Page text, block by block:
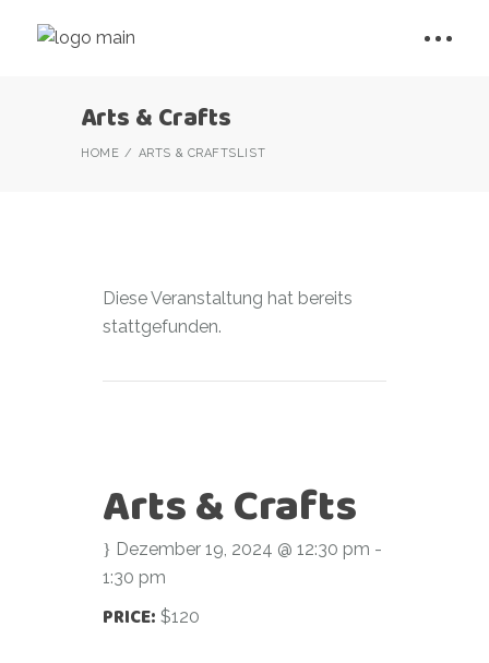
Arts & Crafts
HOME ARTS & CRAFTSLIST
Diese Veranstaltung hat bereits
stattgefunden.
Arts & Crafts
Dezember 19, 2024 @ 12:30 pm -
1:30 pm
PRICE: $120